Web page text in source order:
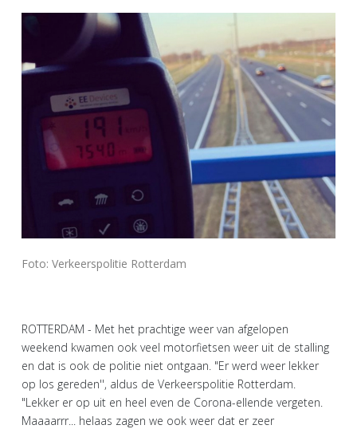
Foto: Verkeerspolitie Rotterdam
ROTTERDAM - Met het prachtige weer van afgelopen
weekend kwamen ook veel motorfietsen weer uit de stalling
en dat is ook de politie niet ontgaan. "Er werd weer lekker
op los gereden'', aldus de Verkeerspolitie Rotterdam.
"Lekker er op uit en heel even de Corona-ellende vergeten.
Maaaarrr... helaas zagen we ook weer dat er zeer